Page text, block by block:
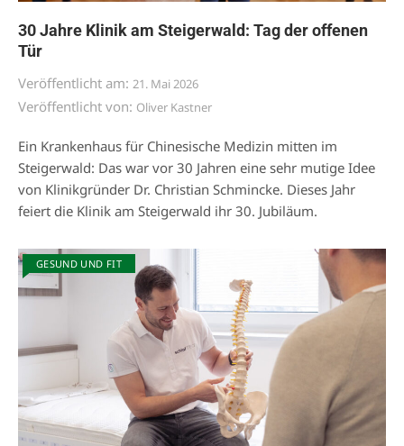
30 Jahre Klinik am Steigerwald: Tag der offenen
Tür
Veröffentlicht am: 21. Mai 2026
Veröffentlicht von: Oliver Kastner
Ein Krankenhaus für Chinesische Medizin mitten im
Steigerwald: Das war vor 30 Jahren eine sehr mutige Idee
von Klinikgründer Dr. Christian Schmincke. Dieses Jahr
feiert die Klinik am Steigerwald ihr 30. Jubiläum.
GESUND UND FIT